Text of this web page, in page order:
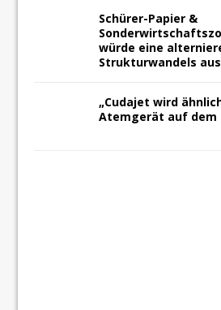
Schürer-Papier &
würde eine
Strukturwandels
„Cudajet wird
Atemgerät auf dem